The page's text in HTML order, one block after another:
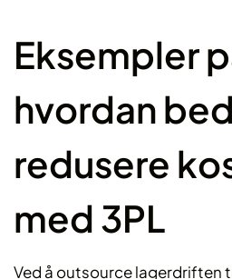
Eksempler
hvordan
redusere
med 3PL
Ved å outsource lagerdriften